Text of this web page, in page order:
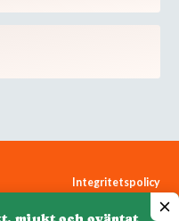
Integritetspolicy
Cookiepolicy
mjukt och oväntat